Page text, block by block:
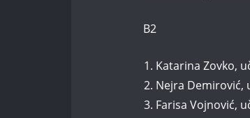
B2
Katarina Zovko,
Nejra Demirović,
Farisa Vojnović,